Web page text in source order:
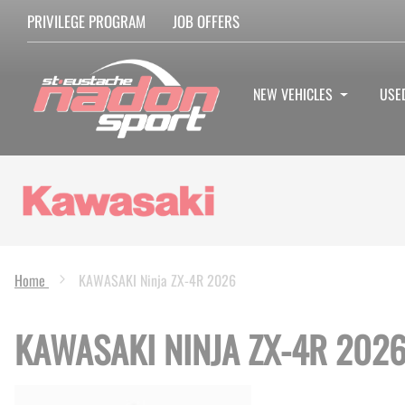
PRIVILEGE PROGRAM JOB OFFERS
NEW VEHICLES
Home KAWASAKI Ninja ZX-4R 2026
KAWASAKI NINJA ZX-4R